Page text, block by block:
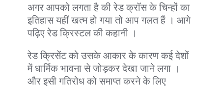
अगर आपको लगता है की रेड क्रॉस के चिन्हों का
इतिहास यहीं खत्म हो गया तो आप गलत हैं । आगे
पढ़िए रेड क्रिस्टल की कहानी ।
रेड क्रिसेंट को उसके आकार के कारण कई देशों
में धार्मिक भावना से जोड़कर देखा जाने लगा ।
और इसी गतिरोध को समाप्त करने के लिए